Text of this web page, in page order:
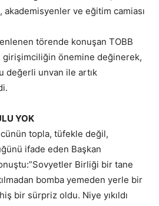
akademisyenler ve eğitim camiası
törende konuşan TOBB
girişimciliğin önemine değinerek,
değerli unvan ile artık
YOK
topla, tüfekle değil,
ifade eden Başkan
Birliği bir tane
bomba yemeden yerle bir
bir sürpriz oldu. Niye yıkıldı